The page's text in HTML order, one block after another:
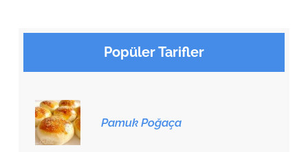
Popüler Tarifler
Pamuk Poğaça